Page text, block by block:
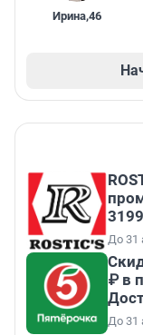
Ирина,46
До 31
₽ в
До 31